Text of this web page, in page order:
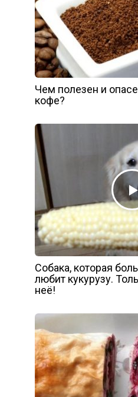
Чем полезен и
кофе?
Собака, которая
любит кукурузу.
неё!